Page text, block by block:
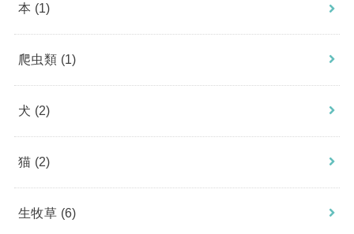
本 (1)
爬虫類 (1)
犬 (2)
猫 (2)
生牧草 (6)